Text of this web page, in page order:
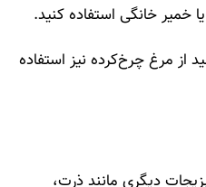
خمیر خانگی استفاده کنید.
از مرغ چرخ‌کرده نیز استفاده
دیگری مانند ذرت،